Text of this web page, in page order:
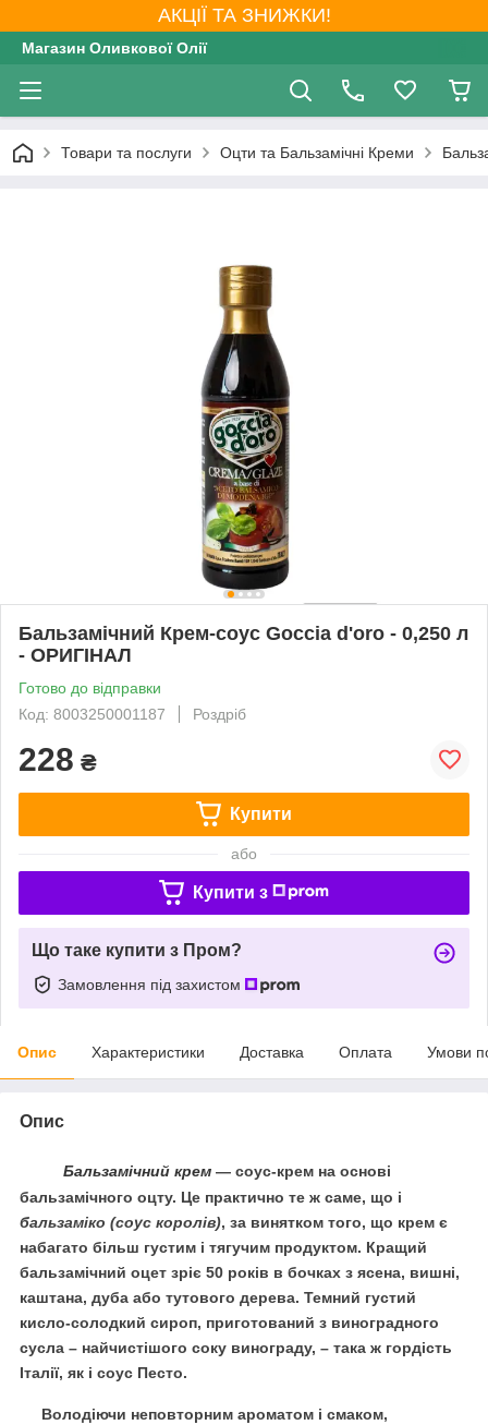
АКЦІЇ ТА ЗНИЖКИ!
Магазин Оливкової Олії
Товари та послуги Оцти та Бальзамічні Креми
Бальзамічний Крем-соус Goccia d'oro - 0,250 л
- ОРИГІНАЛ
Готово до відправки
Код: 8003250001187
Роздріб
228 ₴
Купити
або
Купити з
Що таке купити з Пром?
Замовлення під захистом
Опис Характеристики Доставка Оплата Умови
Опис
Бальзамічний крем — соус-крем на основі
бальзамічного оцту. Це практично те ж саме, що і
бальзаміко (соус королів), за винятком того, що крем є
набагато більш густим і тягучим продуктом. Кращий
бальзамічний оцет зріє 50 років в бочках з ясена, вишні,
каштана, дуба або тутового дерева. Темний густий
кисло-солодкий сироп, приготований з виноградного
сусла – найчистішого соку винограду, – така ж гордість
Італії, як і соус Песто.
Володіючи неповторним ароматом і смаком,